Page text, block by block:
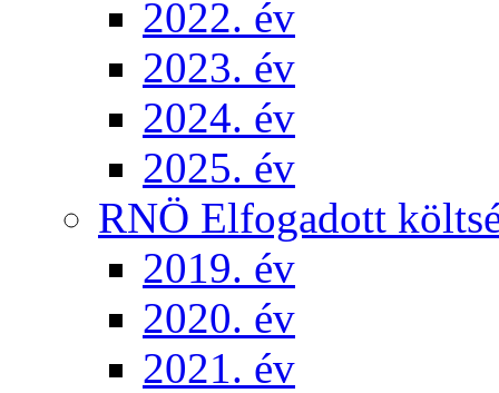
2022. év
2023. év
2024. év
2025. év
RNÖ Elfogadott
2019. év
2020. év
2021. év